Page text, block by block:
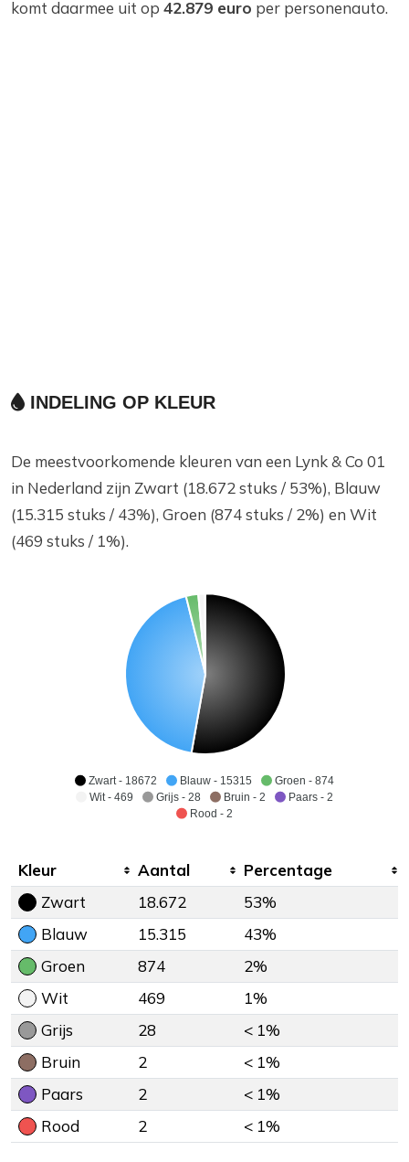
komt daarmee uit op 42.879 euro per personenauto.
INDELING OP KLEUR
De meestvoorkomende kleuren van een Lynk & Co 01
in Nederland zijn Zwart (18.672 stuks / 53%), Blauw
(15.315 stuks / 43%), Groen (874 stuks / 2%) en Wit
(469 stuks / 1%).
Zwart - 18672 Blauw - 15315
Groen - 874
Wit - 469
Grijs - 28 Bruin - 2
Paars - 2
Rood - 2
Kleur Aantal
Percentage
Zwart
18.672
53%
Blauw
15.315
43%
Groen
874
2%
Wit
469
1%
Grijs
28
< 1%
Bruin
2
< 1%
Paars
2
< 1%
Rood
2 < 1%